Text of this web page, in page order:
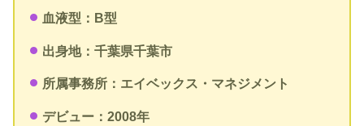
血液型：B型
出身地：千葉県千葉市
所属事務所：エイベックス・マネジメント
デビュー：2008年